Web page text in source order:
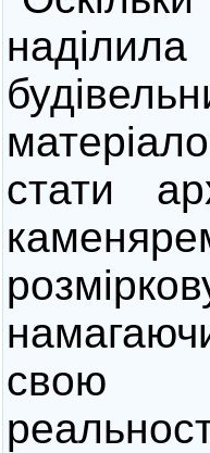
стати
свою